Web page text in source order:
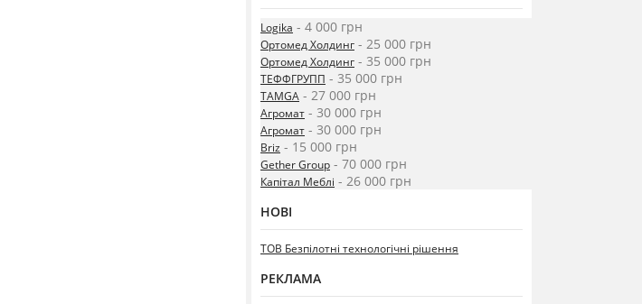
Logika - 4 000 грн
Ортомед Холдинг - 25 000 грн
Ортомед Холдинг - 35 000 грн
ТЕФФГРУПП - 35 000 грн
TAMGA - 27 000 грн
Агромат - 30 000 грн
Агромат - 30 000 грн
Briz - 15 000 грн
Gether Group - 70 000 грн
Капітал Меблі - 26 000 грн
НОВІ
ТОВ Безпілотні технологічні рішення
РЕКЛАМА